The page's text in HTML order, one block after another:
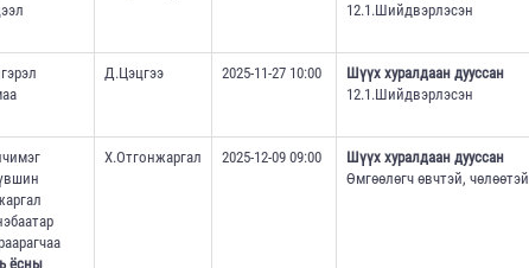
12.1.Шийдвэрлэсэн
Д.Цэцгээ 2025-11-27 10:00
Шүүх хуралдаан дууссан
12.1.Шийдвэрлэсэн
ёсны
Х.Отгонжаргал 2025-12-09 09:00
Шүүх хуралдаан дууссан
Өмгөөлөгч өвчтэй, чөлөөтэй